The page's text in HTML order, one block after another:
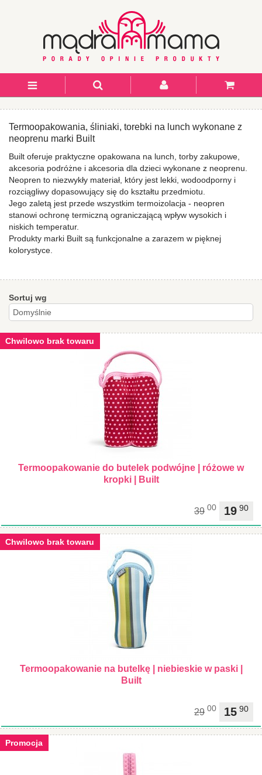
Termoopakowania, śliniaki, torebki na lunch wykonane z
neoprenu marki Built
Built oferuje praktyczne opakowana na lunch, torby zakupowe,
akcesoria podróżne i akcesoria dla dzieci wykonane z neoprenu.
Neopren to niezwykły materiał, który jest lekki, wodoodporny i
rozciągliwy dopasowujący się do kształtu przedmiotu.
Jego zaletą jest przede wszystkim termoizolacja - neopren
stanowi ochronę termiczną ograniczającą wpływ wysokich i
niskich temperatur.
Produkty marki Built są funkcjonalne a zarazem w pięknej
kolorystyce.
Sortuj wg
Chwilowo brak towaru
Termoopakowanie do butelek podwójne | różowe w
kropki | Built
19 90
39 00
Chwilowo brak towaru
Termoopakowanie na butelkę | niebieskie w paski |
Built
15 90
29 00
Promocja